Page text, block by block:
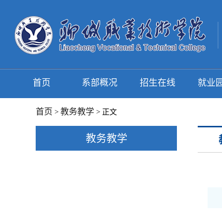
首页 系部概况 招生在线 就业
首页 > 教务教学 > 正文
教务教学